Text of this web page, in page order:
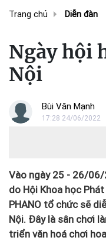
Trang chủ Diễn đàn
Ngày hội
Nội
Bùi Văn Mạnh
17:28 24/06/2022
Vào ngày 25 - 26/06/
do Hội Khoa học
PHANO tổ chức sẽ
Nội. Đây là sân chơi
triển văn hoá chơi